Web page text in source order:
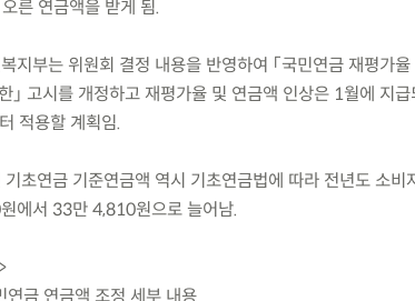
른 연금액을 받게 됨.
지부는 위원회 결정 내용을 반영하여 「국민연금 재평가
」 고시를 개정하고 재평가율 및 연금액 인상은 1월에 지
적용할 계획임.
초연금 기준연금액 역시 기초연금법에 따라 전년도 소
에서 33만 4,810원으로 늘어남.
연금 연금액 조정 세부 내용